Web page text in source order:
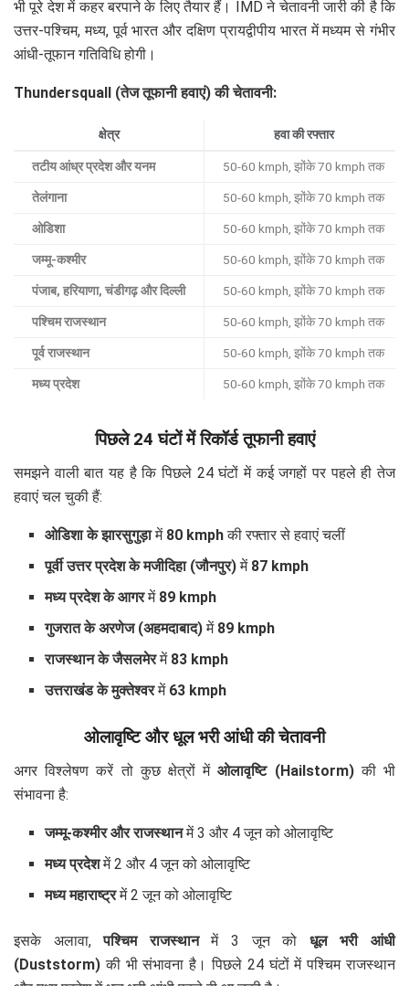
भी पूरे देश में कहर बरपाने के लिए तैयार हैं। IMD ने चेतावनी जारी की है कि
उत्तर-पश्चिम, मध्य, पूर्व भारत और दक्षिण प्रायद्वीपीय भारत में मध्यम से गंभीर
आंधी-तूफान गतिविधि होगी।
Thundersquall (तेज तूफानी हवाएं) की चेतावनी:
क्षेत्र हवा की रफ्तार
तटीय आंध्र प्रदेश और यनम 50-60 kmph, झोंके 70 kmph तक
तेलंगाना 50-60 kmph, झोंके 70 kmph तक
ओडिशा 50-60 kmph, झोंके 70 kmph तक
जम्मू-कश्मीर 50-60 kmph, झोंके 70 kmph तक
पंजाब, हरियाणा, चंडीगढ़ और दिल्ली 50-60 kmph, झोंके 70 kmph तक
पश्चिम राजस्थान 50-60 kmph, झोंके 70 kmph तक
पूर्व राजस्थान 50-60 kmph, झोंके 70 kmph तक
मध्य प्रदेश 50-60 kmph, झोंके 70 kmph तक
पिछले 24 घंटों में रिकॉर्ड तूफानी हवाएं
समझने वाली बात यह है कि पिछले 24 घंटों में कई जगहों पर पहले ही तेज
हवाएं चल चुकी हैं:
ओडिशा के झारसुगुड़ामें 80 kmphकी रफ्तार से हवाएं चलीं
पूर्वी उत्तर प्रदेश के मजीदिहा (जौनपुर)में 87 kmph
मध्य प्रदेश के आगरमें 89 kmph
गुजरात के अरणेज (अहमदाबाद)में 89 kmph
राजस्थान के जैसलमेरमें 83 kmph
उत्तराखंड के मुक्तेश्वरमें 63 kmph
ओलावृष्टि और धूल भरी आंधी की चेतावनी
अगर विश्लेषण करें तो कुछ क्षेत्रों मेंओलावृष्टि (Hailstorm)की भी
संभावना है:
जम्मू-कश्मीर और राजस्थानमें 3 और 4 जून को ओलावृष्टि
मध्य प्रदेशमें 2 और 4 जून को ओलावृष्टि
मध्य महाराष्ट्रमें 2 जून को ओलावृष्टि
इसके अलावा,पश्चिम राजस्थानमें 3 जून को धूल भरी आंधी
(Duststorm) की भी संभावना है। पिछले 24 घंटों में पश्चिम राजस्थान